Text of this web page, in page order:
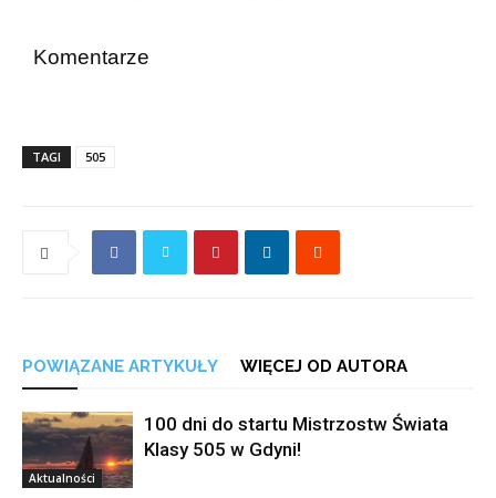
Komentarze
TAGI 505
POWIĄZANE ARTYKUŁY WIĘCEJ OD AUTORA
Aktualności
100 dni do startu Mistrzostw Świata
Klasy 505 w Gdyni!